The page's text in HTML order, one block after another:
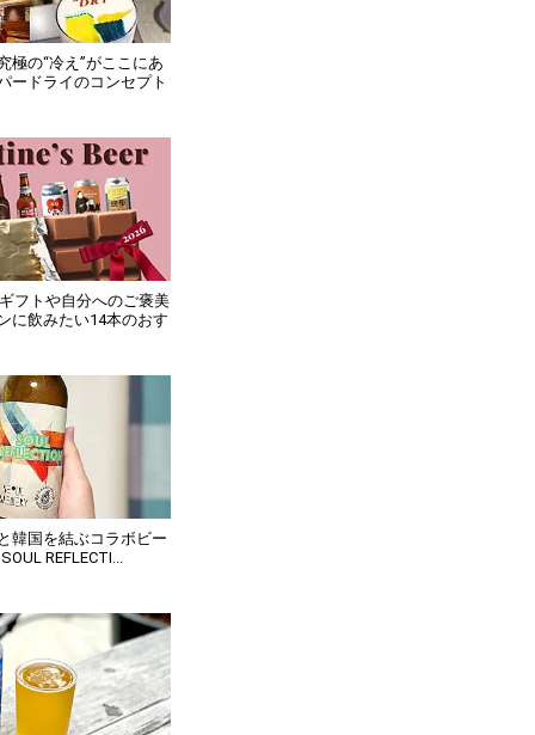
極の“冷え”がここにあ
ードライのコンセプト
フトや自分へのご褒美
に飲みたい14本のおす
韓国を結ぶコラボビー
REFLECTI...